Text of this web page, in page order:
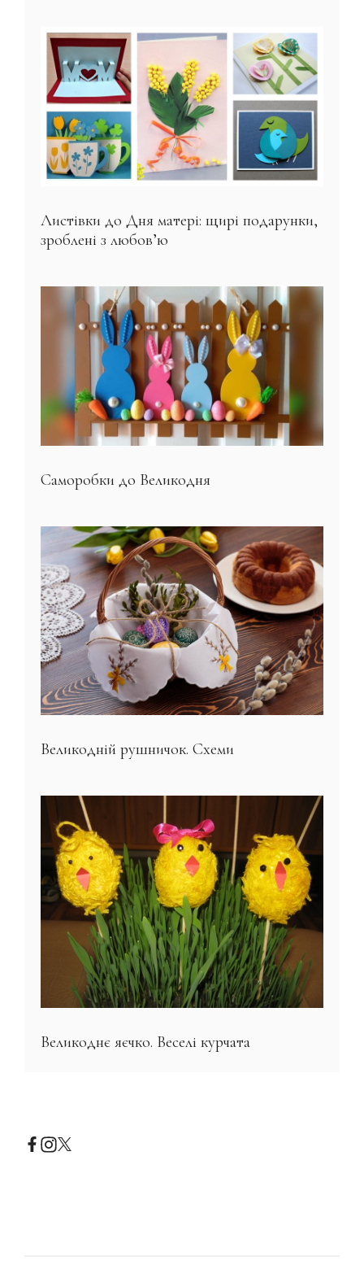
Листівки до Дня матері: щирі подарунки,
зроблені з любов’ю
Саморобки до Великодня
Великодній рушничок. Схеми
Великоднє яєчко. Веселі курчата